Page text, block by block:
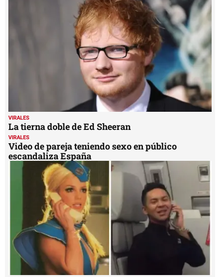
VIRALES
La tierna doble de Ed Sheeran
VIRALES
Video de pareja teniendo sexo en público
escandaliza España